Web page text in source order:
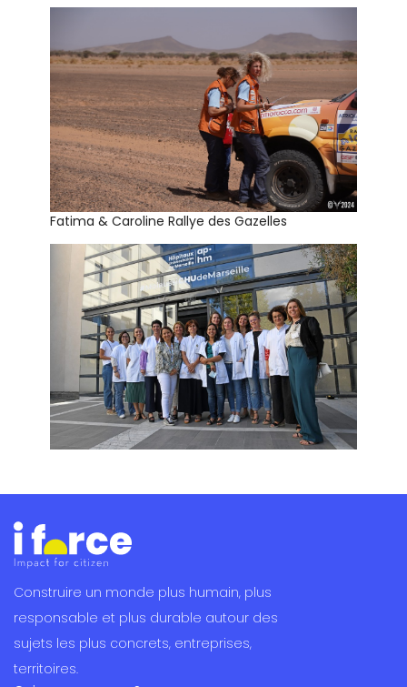
Fatima & Caroline Rallye des Gazelles
Construire un monde plus humain, plus
responsable et plus durable autour des
sujets les plus concrets, entreprises,
territoires.